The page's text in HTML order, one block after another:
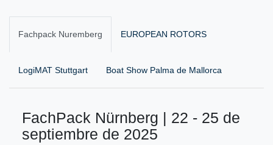
Fachpack Nuremberg EUROPEAN ROTORS
LogiMAT Stuttgart Boat Show Palma de Mallorca
FachPack Nürnberg | 22 - 25 de
septiembre de 2025